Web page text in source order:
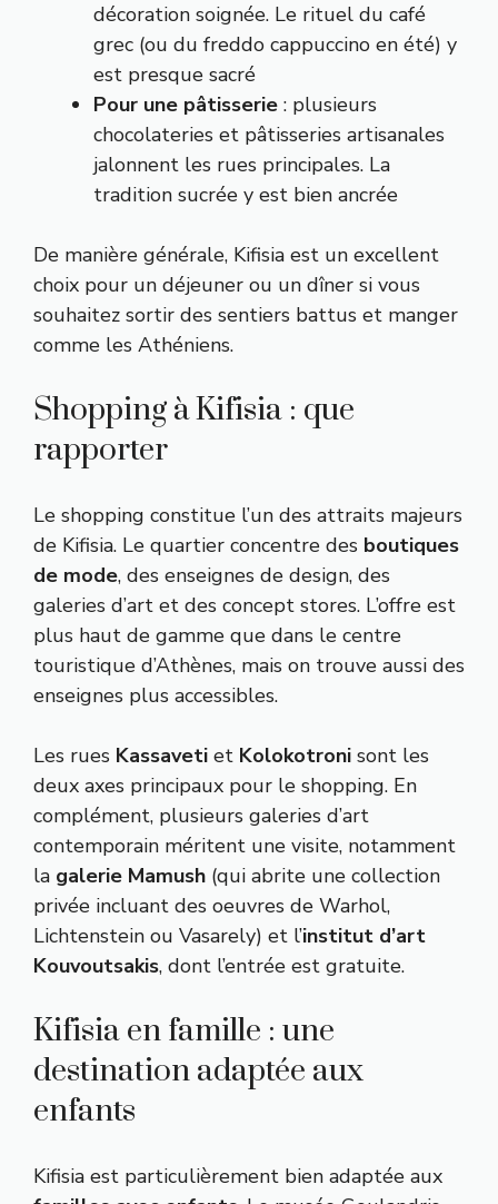
décoration soignée. Le rituel du café
grec (ou du freddo cappuccino en été) y
est presque sacré
Pour une pâtisserie : plusieurs
chocolateries et pâtisseries artisanales
jalonnent les rues principales. La
tradition sucrée y est bien ancrée
De manière générale, Kifisia est un excellent
choix pour un déjeuner ou un dîner si vous
souhaitez sortir des sentiers battus et manger
comme les Athéniens.
Shopping à Kifisia : que
rapporter
Le shopping constitue l’un des attraits majeurs
de Kifisia. Le quartier concentre des boutiques
de mode, des enseignes de design, des
galeries d’art et des concept stores. L’offre est
plus haut de gamme que dans le centre
touristique d’Athènes, mais on trouve aussi des
enseignes plus accessibles.
Les rues Kassaveti et Kolokotroni sont les
deux axes principaux pour le shopping. En
complément, plusieurs galeries d’art
contemporain méritent une visite, notamment
la galerie Mamush (qui abrite une collection
privée incluant des oeuvres de Warhol,
Lichtenstein ou Vasarely) et l’institut d’art
Kouvoutsakis, dont l’entrée est gratuite.
Kifisia en famille : une
destination adaptée aux
enfants
Kifisia est particulièrement bien adaptée aux